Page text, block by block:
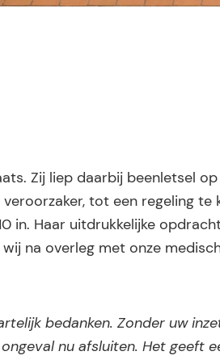
Zij liep daarbij beenletsel
tot een regeling te
in. Haar uitdrukkelijke
na overleg met onze
bedanken. Zonder uw
nu afsluiten. Het geeft